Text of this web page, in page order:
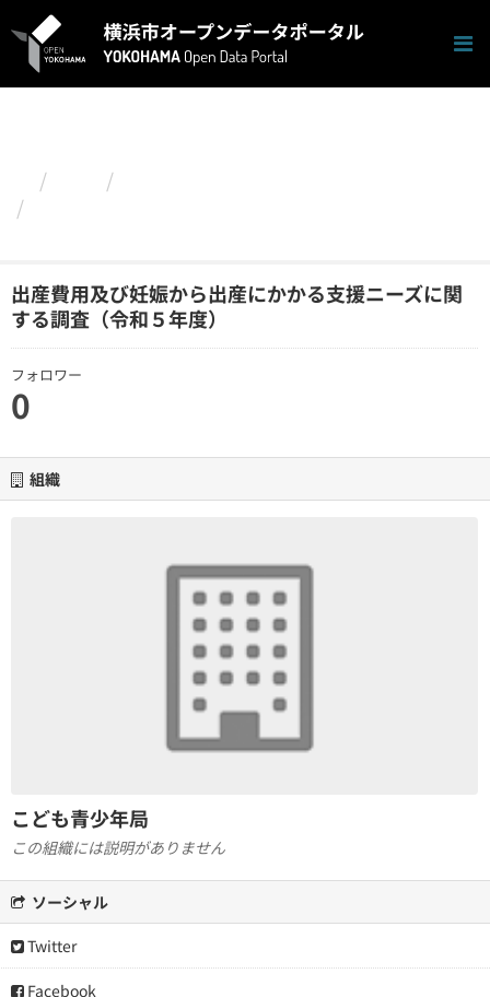
キ
出産費用及び妊娠から出産にかかる支援ニーズに関
する調査（令和５年度）
フォロワー
0
組織
こども青少年局
この組織には説明がありません
ソーシャル
Twitter
Facebook